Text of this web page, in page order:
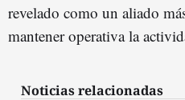
revelado como un aliado
mantener operativa la
Noticias relacionadas